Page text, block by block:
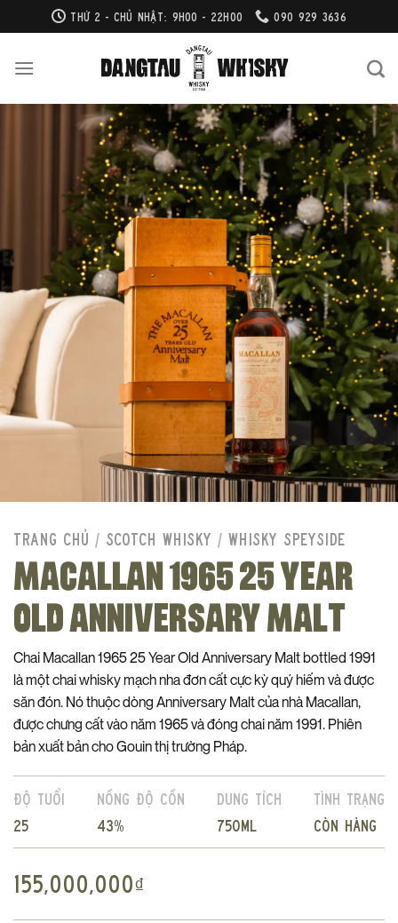
qua
dung
THỨ 2 - CHỦ NHẬT: 9H00 - 22H00 090 929 3636
TRANG CHỦ / SCOTCH WHISKY / WHISKY SPEYSIDE
MACALLAN 1965 25 YEAR
OLD ANNIVERSARY MALT
Chai Macallan 1965 25 Year Old Anniversary Malt bottled 1991
là một chai whisky mạch nha đơn cất cực kỳ quý hiếm và được
săn đón. Nó thuộc dòng Anniversary Malt của nhà Macallan,
được chưng cất vào năm 1965 và đóng chai năm 1991. Phiên
bản xuất bản cho Gouin thị trường Pháp.
Độ tuổi
25
Nồng độ cồn
43%
Dung tích
750ml
Tình trạng
Còn hàng
155,000,000₫